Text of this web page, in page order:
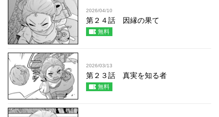
2026/04/10
第２４話 因縁の果て
無料
2026/03/13
第２３話 真実を知る者
無料